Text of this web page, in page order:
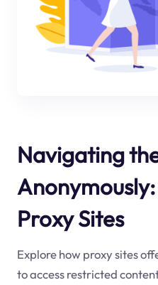
Navigating
Proxy Sites
Explore how proxy sites
to access restricted